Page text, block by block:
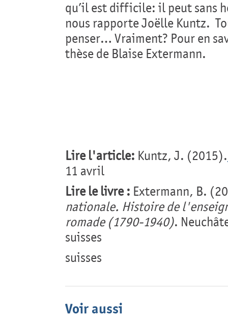
qu’il est difficile: il peut sans
nous rapporte Joëlle Kuntz.
penser… Vraiment? Pour en
thèse de Blaise Extermann.
Lire l'article: Kuntz, J. (2015).
11 avril
Lire le livre : Extermann, B.
nationale. Histoire de
romade (1790-1940).
suisses
suisses
Voir aussi